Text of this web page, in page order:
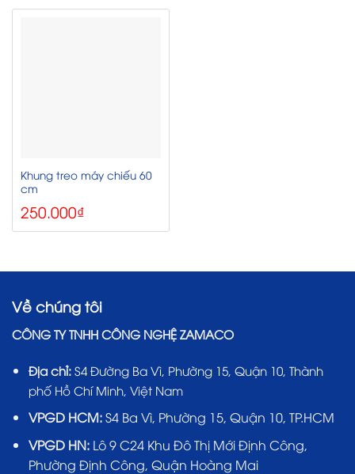
Khung treo máy chiếu 60
cm
250.000₫
Về chúng tôi
CÔNG TY TNHH CÔNG NGHỆ ZAMACO
Địa chỉ: S4 Đường Ba Vì, Phường 15, Quận 10, Thành
phố Hồ Chí Minh, Việt Nam
VPGD HCM:S4 Ba Vì, Phường 15, Quận 10, TP.HCM
VPGD HN:Lô 9 C24 Khu Đô Thị Mới Định Công,
Phường Định Công, Quận Hoàng Mai